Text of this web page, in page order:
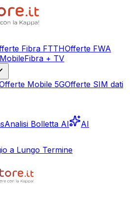
Fibra FTTHOfferte FWA
Fibra + TV
Mobile 5GOfferte SIM dati
Analisi Bolletta AI AI
a Lungo Termine